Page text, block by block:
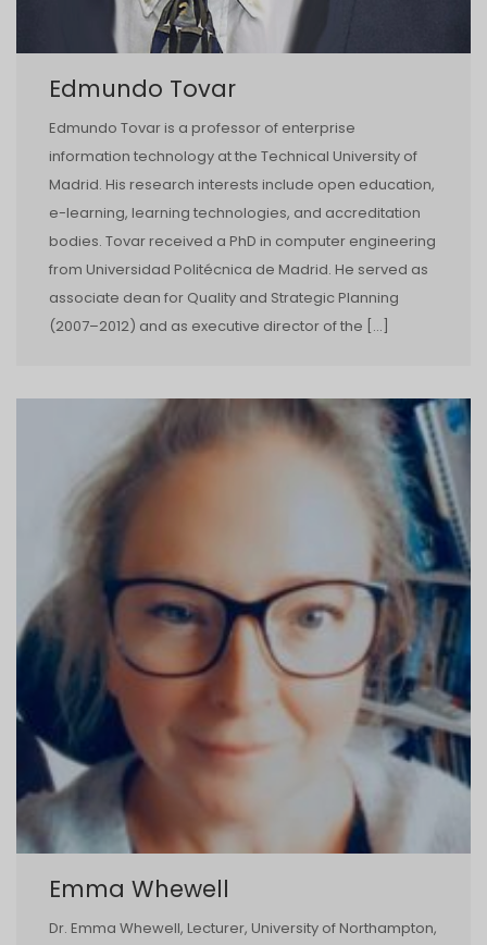
Edmundo Tovar
Edmundo Tovar is a professor of enterprise
information technology at the Technical University of
Madrid. His research interests include open education,
e-learning, learning technologies, and accreditation
bodies. Tovar received a PhD in computer engineering
from Universidad Politécnica de Madrid. He served as
associate dean for Quality and Strategic Planning
(2007–2012) and as executive director of the […]
Emma Whewell
Dr. Emma Whewell, Lecturer, University of Northampton,